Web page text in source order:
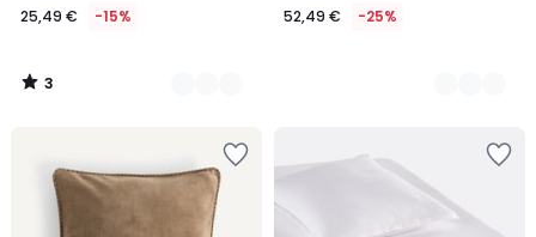
25,49 € -15%
3
/
52,49 € -25%